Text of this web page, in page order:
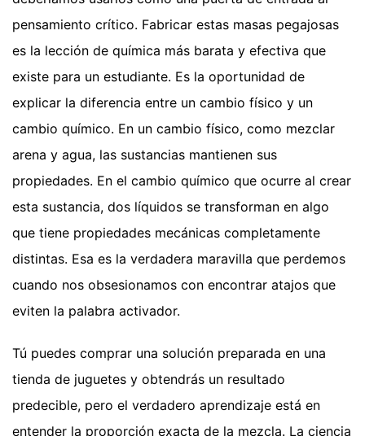
pensamiento crítico. Fabricar estas masas pegajosas
es la lección de química más barata y efectiva que
existe para un estudiante. Es la oportunidad de
explicar la diferencia entre un cambio físico y un
cambio químico. En un cambio físico, como mezclar
arena y agua, las sustancias mantienen sus
propiedades. En el cambio químico que ocurre al crear
esta sustancia, dos líquidos se transforman en algo
que tiene propiedades mecánicas completamente
distintas. Esa es la verdadera maravilla que perdemos
cuando nos obsesionamos con encontrar atajos que
eviten la palabra activador.
Tú puedes comprar una solución preparada en una
tienda de juguetes y obtendrás un resultado
predecible, pero el verdadero aprendizaje está en
entender la proporción exacta de la mezcla. La ciencia